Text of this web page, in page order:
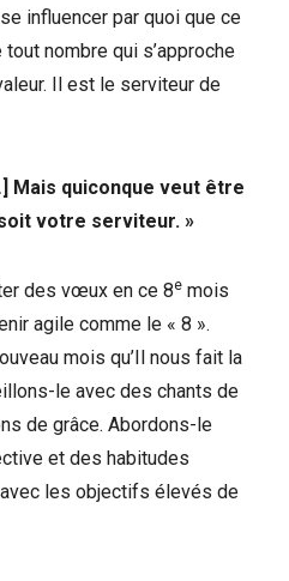
influencer par quoi que ce
nombre qui s’approche
Il est le serviteur de
Mais quiconque veut être
votre serviteur. »
des vœux en ce 8e mois
agile comme le « 8 ».
mois qu’Il nous fait la
le avec des chants de
de grâce. Abordons-le
et des habitudes
les objectifs élevés de